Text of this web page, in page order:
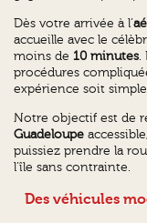
Dès votre arrivée à l’
accueille avec le
moins de10 minutes.
procédures
expérience soit
Notre objectif est de
Guadeloupe
puissiez prendre la
l’île sans contrainte.
Des véhicules